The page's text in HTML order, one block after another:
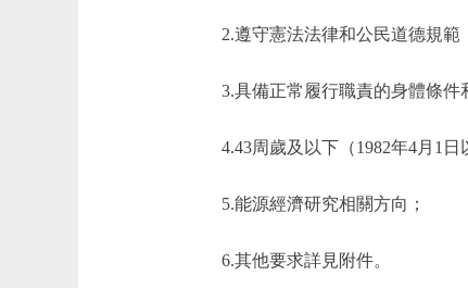
2.遵守憲法法律和公民道德規範
3.具備正常履行職責的身體條件
4.43周歲及以下（1982年4月1日
5.能源經濟研究相關方向；
6.其他要求詳見附件。